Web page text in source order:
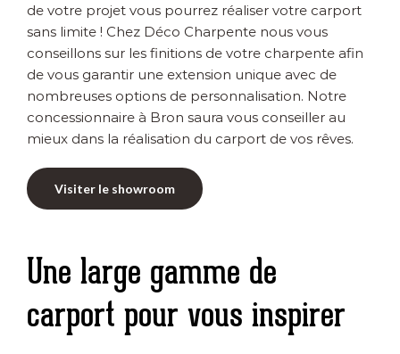
de votre projet vous pourrez réaliser votre carport
sans limite ! Chez Déco Charpente nous vous
conseillons sur les finitions de votre charpente afin
de vous garantir une extension unique avec de
nombreuses options de personnalisation. Notre
concessionnaire à Bron saura vous conseiller au
mieux dans la réalisation du carport de vos rêves.
Visiter le showroom
Une large gamme de
carport pour vous inspirer